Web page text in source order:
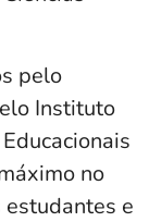
pelo
Instituto
no
e